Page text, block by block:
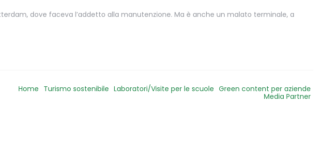
dove faceva l’addetto alla manutenzione. Ma è anche un malato terminale, a
Home Turismo sostenibile Laboratori/Visite per le scuole Green content per aziende
Media Partner